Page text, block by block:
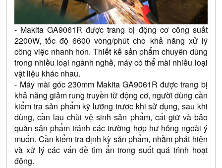
- Makita GA9061R được trang bị động cơ công suất
2200W, tốc độ 6600 vòng/phút cho khả năng xử lý
công việc nhanh hơn. Thiết kế sản phẩm chuyên dùng
trong nhiều loại ngành nghề, máy có thể mài nhiều loại
vật liệu khác nhau.
- Máy mài góc 230mm Makita GA9061R được trang bị
khả năng giảm rung truyền từ động cơ, người dùng cần
kiểm tra sản phẩm kỹ lưỡng trươc khi sử dụng, sau khi
dùng, cần lau chùi vệ sinh sản phẩm, cất giữ và bảo
quản sản phẩm tránh các trường hợp hư hỏng ngoài ý
muốn. Cần kiểm tra định kỳ sản phẩm, nhằm phát hiện
và xử lý các vấn đề tìm ẩn trong suốt quá trình hoạt
động.